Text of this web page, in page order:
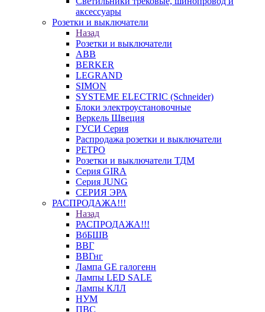
аксессуары
Розетки и выключатели
Назад
Розетки и выключатели
ABB
BERKER
LEGRAND
SIMON
SYSTEME ELECTRIC (Schneider)
Блоки электроустановочные
Веркель Швеция
ГУСИ Серия
Распродажа розетки и выключатели
РЕТРО
Розетки и выключатели ТДМ
Серия GIRA
Серия JUNG
СЕРИЯ ЭРА
РАСПРОДАЖА!!!
Назад
РАСПРОДАЖА!!!
ВбБШВ
ВВГ
ВВГнг
Лампа GE галогенн
Лампы LED SALE
Лампы КЛЛ
НУМ
ПВС